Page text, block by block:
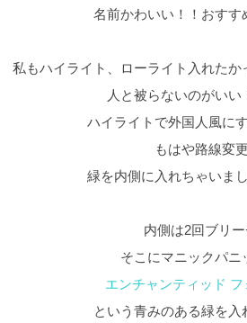
名前かわいい！！おすす
私もハイライト、ローライト入れたか
人と被らないのがいい
ハイライトで外国人風に
もはや路線変更
緑を内側に入れちゃいま
内側は2回ブリ
そこにマニックパニ
エンチャンティッド フ
という青みのある緑を入